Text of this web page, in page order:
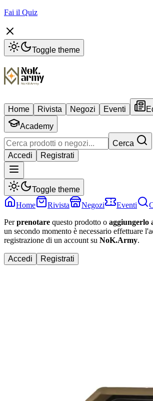
Fai il Quiz
Toggle theme
Home Rivista Negozi Eventi
Academy
Cerca
Accedi
Registrati
Toggle theme
Home
Rivista Negozi Eventi
Perprenotare questo prodotto o aggiungerlo
un secondo momento è necessario effettuare
registrazione di un account su NoK.Army.
Accedi Registrati